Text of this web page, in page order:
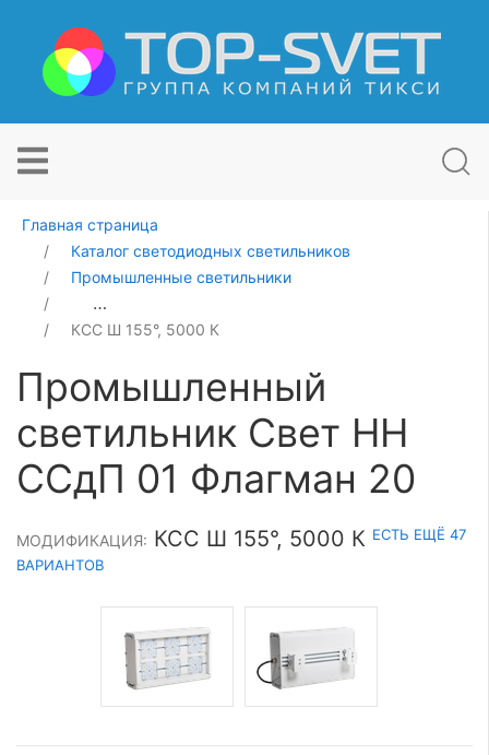
Главная страница
Каталог светодиодных светильников
Промышленные светильники
Промышленный светильник Свет НН ССдП 01
КСС Ш 155°, 5000 К
Промышленный
светильник Свет НН
ССдП 01 Флагман 20
МОДИФИКАЦИЯ: КСС Ш 155°, 5000 К ЕСТЬ ЕЩЁ 47
ВАРИАНТОВ